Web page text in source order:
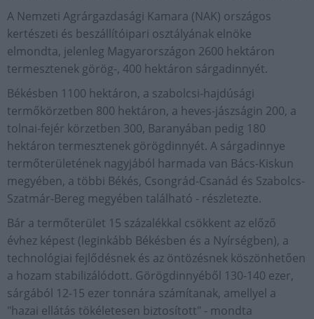
A Nemzeti Agrárgazdasági Kamara (NAK) országos
kertészeti és beszállítóipari osztályának elnöke
elmondta, jelenleg Magyarországon 2600 hektáron
termesztenek görög-, 400 hektáron sárgadinnyét.
Békésben 1100 hektáron, a szabolcsi-hajdúsági
termőkörzetben 800 hektáron, a heves-jászságin 200, a
tolnai-fejér körzetben 300, Baranyában pedig 180
hektáron termesztenek görögdinnyét. A sárgadinnye
termőterületének nagyjából harmada van Bács-Kiskun
megyében, a többi Békés, Csongrád-Csanád és Szabolcs-
Szatmár-Bereg megyében található - részletezte.
Bár a termőterület 15 százalékkal csökkent az előző
évhez képest (leginkább Békésben és a Nyírségben), a
technológiai fejlődésnek és az öntözésnek köszönhetően
a hozam stabilizálódott. Görögdinnyéből 130-140 ezer,
sárgából 12-15 ezer tonnára számítanak, amellyel a
"hazai ellátás tökéletesen biztosított" - mondta